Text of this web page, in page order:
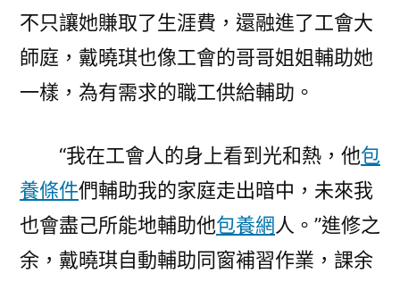
不只讓她賺取了生涯費，還融進了工會大
師庭，戴曉琪也像工會的哥哥姐姐輔助她
一樣，為有需求的職工供給輔助。
“我在工會人的身上看到光和熱，他包
養條件們輔助我的家庭走出暗中，未來我
也會盡己所能地輔助他包養網人。”進修之
余，戴曉琪自動輔助同窗補習作業，課余